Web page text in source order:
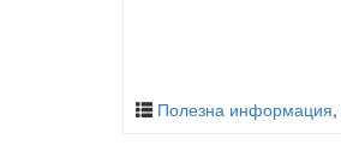
Полезна информация,